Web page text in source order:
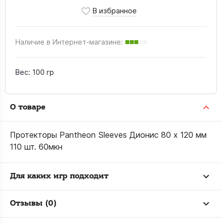
Наличие в Интернет-магазине:
Вес: 100 гр
О товаре
Протекторы Pantheon Sleeves Дионис 80 х 120 мм
110 шт. 60мкн
Для каких игр подходит
Отзывы (0)